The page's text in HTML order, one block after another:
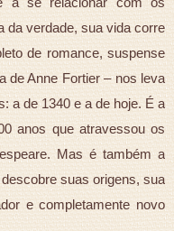
da verdade, sua vida corre
de romance, suspense
de Anne Fortier – nos leva
a de 1340 e a de hoje. É a
anos que atravessou os
Mas é também a
suas origens, sua
e completamente novo